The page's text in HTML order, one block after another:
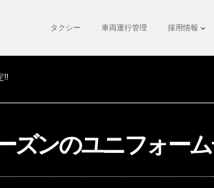
タクシー 車両運行管理 採用情報
!!
ーズンのユニフォー